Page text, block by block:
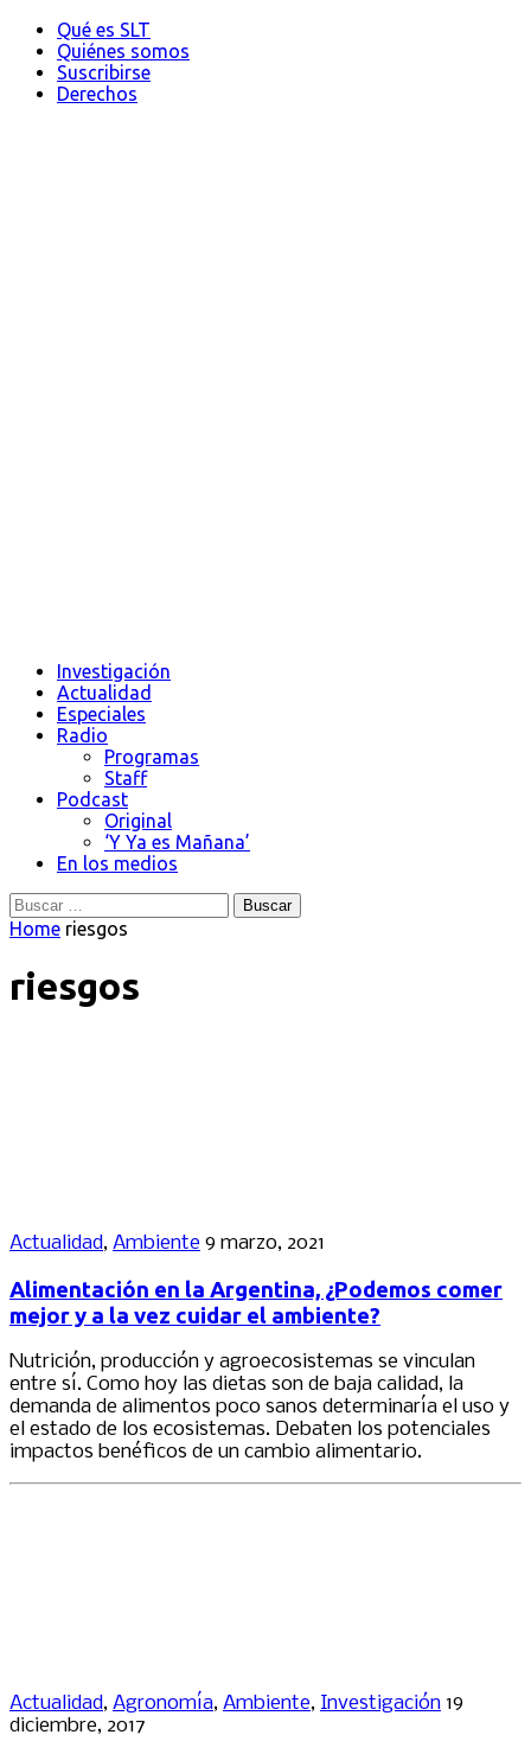
Qué es SLT
Quiénes somos
Suscribirse
Derechos
Investigación
Actualidad
Especiales
Radio
Programas
Staff
Podcast
Original
‘Y Ya es Mañana’
En los medios
Buscar:
Home riesgos
riesgos
Actualidad, Ambiente 9 marzo, 2021
Alimentación en la Argentina, ¿Podemos comer
mejor y a la vez cuidar el ambiente?
Nutrición, producción y agroecosistemas se vinculan
entre sí. Como hoy las dietas son de baja calidad, la
demanda de alimentos poco sanos determinaría el uso y
el estado de los ecosistemas. Debaten los potenciales
impactos benéficos de un cambio alimentario.
Actualidad, Agronomía, Ambiente, Investigación 19
diciembre, 2017